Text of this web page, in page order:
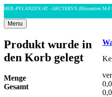
HEIL-PFLANZEN.AT - ARCTERYX (Bürozeiten M-
Menu
Produkt wurde in
den Korb gelegt
Menge
Gesamt